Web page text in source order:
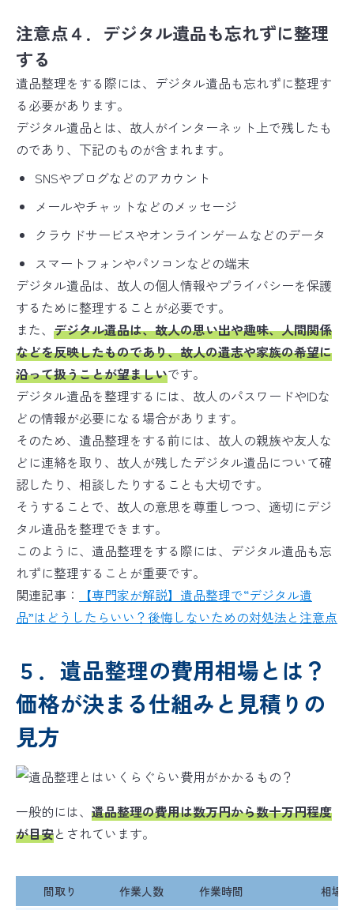
注意点４．デジタル遺品も忘れずに整理
する
遺品整理をする際には、デジタル遺品も忘れずに整理す
る必要があります。
デジタル遺品とは、故人がインターネット上で残したも
のであり、下記のものが含まれます。
SNSやブログなどのアカウント
メールやチャットなどのメッセージ
クラウドサービスやオンラインゲームなどのデータ
スマートフォンやパソコンなどの端末
デジタル遺品は、故人の個人情報やプライバシーを保護
するために整理することが必要です。
また、 デジタル遺品は、故人の思い出や趣味、人間関係
などを反映したものであり、故人の遺志や家族の希望に
沿って扱うことが望ましいです。
デジタル遺品を整理するには、故人のパスワードやIDな
どの情報が必要になる場合があります。
そのため、遺品整理をする前には、故人の親族や友人な
どに連絡を取り、故人が残したデジタル遺品について確
認したり、相談したりすることも大切です。
そうすることで、故人の意思を尊重しつつ、適切にデジ
タル遺品を整理できます。
このように、遺品整理をする際には、デジタル遺品も忘
れずに整理することが重要です。
関連記事：
【専門家が解説】遺品整理で“デジタル遺
品”はどうしたらいい？後悔しないための対処法と注意点
５．遺品整理の費用相場とは？
価格が決まる仕組みと見積りの
見方
一般的には、 遺品整理の費用は数万円から数十万円程度
が目安とされています。
間取り 作業人数 作業時間
相場